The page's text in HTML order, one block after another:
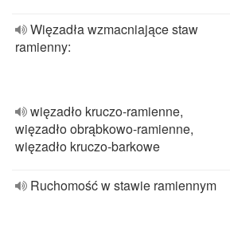
Więzadła wzmacniające staw
ramienny:
więzadło kruczo-ramienne,
więzadło obrąbkowo-ramienne,
więzadło kruczo-barkowe
Ruchomość w stawie ramiennym